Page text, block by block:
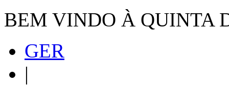
BEM VINDO À QUINTA
GER
|